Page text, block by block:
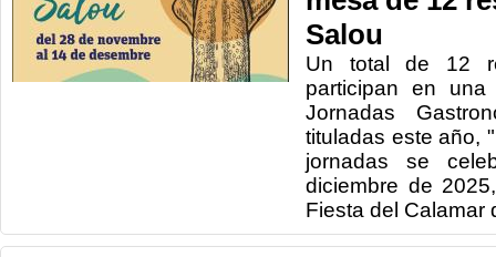
Salou
Un total de 12
participan en
Jornadas
tituladas este año,
jornadas se
diciembre de
Fiesta del Calamar